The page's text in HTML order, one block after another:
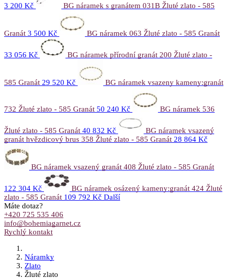
3 200 Kč BG náramek s granátem 031B Žluté zlato - 585
Granát 3 500 Kč BG náramek 063 Žluté zlato - 585 Granát
33 056 Kč BG náramek přírodní granát 200 Žluté zlato -
585 Granát 29 520 Kč BG náramek vsazeny kameny:granát
732 Žluté zlato - 585 Granát 50 240 Kč BG náramek 536
Žluté zlato - 585 Granát 40 832 Kč
BG náramek vsazený
granát hvězdicový brus 358 Žluté zlato - 585 Granát 28 864 Kč
BG náramek vsazený granát 408 Žluté zlato - 585 Granát
122 304 Kč
BG náramek osázený kameny:granát 424 Žluté
zlato - 585 Granát 109 792 Kč Další
Máte dotaz?
+420 725 535 406
info@bohemiagarnet.cz
Rychlý kontakt
Náramky
Zlato
Žluté zlato